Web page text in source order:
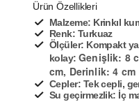
Ürün Özellikleri
Malzeme: Krinkıl
Renk: Turkuaz
Ölçüler: Kompakt
kolay:Genişlik: 8
cm, Derinlik: 4 cm
Cepler: Tek cepli,
Su geçirmezlik: İç